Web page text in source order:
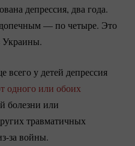
депрессия, два года.
— по четыре. Это
Украины.
у детей депрессия
одного или обоих
болезни или
травматичных
за войны.